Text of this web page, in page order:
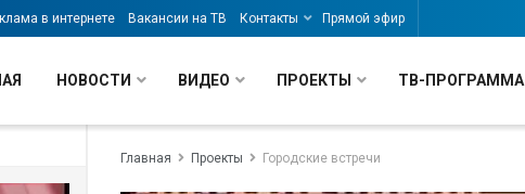
в интернете Вакансии на ТВ Контакты Прямой эфир
НОВОСТИ ВИДЕО ПРОЕКТЫ ТВ-ПРОГРАММА
Главная Проекты Городские встречи